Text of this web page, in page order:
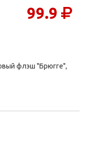
99.9
флэш "Брюгге",